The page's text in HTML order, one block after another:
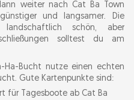
weiter nach Cat Ba Town
und langsamer. Die
schön, aber
solltest du am
Ha-Bucht nutze einen echten
Gute Kartenpunkte sind:
für Tagesboote ab Cat Ba